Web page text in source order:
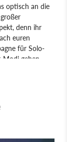
optisch an die
denn ihr
euren
für Solo-
geben.